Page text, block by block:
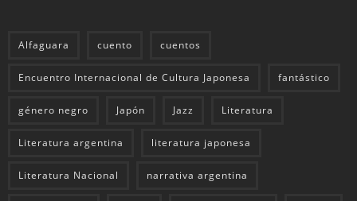
Alfaguara cuento cuentos
Encuentro Internacional de Cultura Japonesa fantástico
género negro Japón Jazz Literatura
Literatura argentina literatura japonesa
Literatura Nacional narrativa argentina